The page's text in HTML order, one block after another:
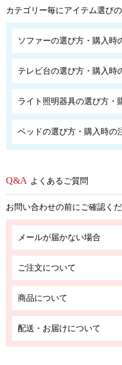
カテゴリー毎にアイテム選び
ソファーの選び方・購入時
テレビ台の選び方・購入時
ライト照明器具の選び方・
ベッドの選び方・購入時の
よくあるご質問
お問い合わせの前にご確認く
メールが届かない場合
ご注文について
商品について
配送・お届けについて